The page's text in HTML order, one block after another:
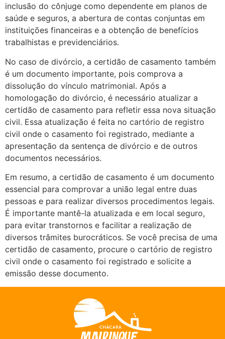
inclusão do cônjuge como dependente em planos de
saúde e seguros, a abertura de contas conjuntas em
instituições financeiras e a obtenção de benefícios
trabalhistas e previdenciários.
No caso de divórcio, a certidão de casamento também
é um documento importante, pois comprova a
dissolução do vínculo matrimonial. Após a
homologação do divórcio, é necessário atualizar a
certidão de casamento para refletir essa nova situação
civil. Essa atualização é feita no cartório de registro
civil onde o casamento foi registrado, mediante a
apresentação da sentença de divórcio e de outros
documentos necessários.
Em resumo, a certidão de casamento é um documento
essencial para comprovar a união legal entre duas
pessoas e para realizar diversos procedimentos legais.
É importante mantê-la atualizada e em local seguro,
para evitar transtornos e facilitar a realização de
diversos trâmites burocráticos. Se você precisa de uma
certidão de casamento, procure o cartório de registro
civil onde o casamento foi registrado e solicite a
emissão desse documento.